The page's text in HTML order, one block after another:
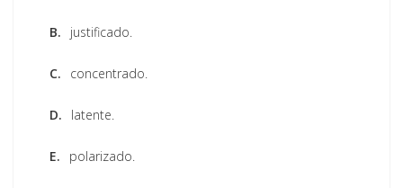
B. justificado.
C. concentrado.
D. latente.
E. polarizado.